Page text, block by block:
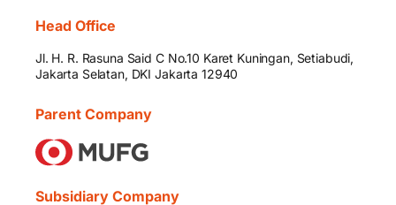
Head Office
Jl. H. R. Rasuna Said C No.10 Karet Kuningan, Setiabudi,
Jakarta Selatan, DKI Jakarta 12940
Parent Company
Subsidiary Company